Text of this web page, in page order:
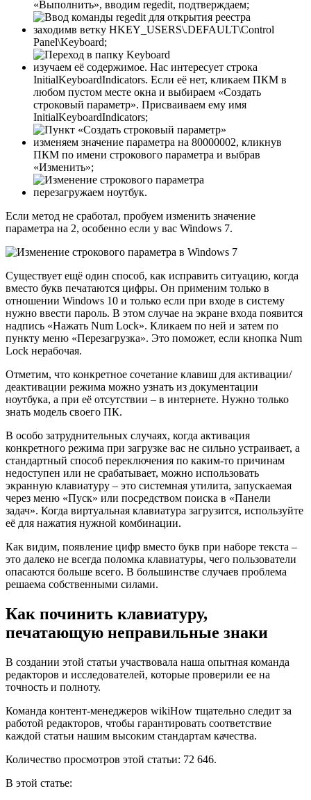
«Выполнить», вводим regedit, подтверждаем;
заходимв ветку HKEY_USERS\.DEFAULT\Control
Panel\Keyboard;
изучаем её содержимое. Нас интересует строка
InitialKeyboardIndicators. Если её нет, кликаем ПКМ в
любом пустом месте окна и выбираем «Создать
строковый параметр». Присваиваем ему имя
InitialKeyboardIndicators;
изменяем значение параметра на 80000002, кликнув
ПКМ по имени строкового параметра и выбрав
«Изменить»;
перезагружаем ноутбук.
Если метод не сработал, пробуем изменить значение
параметра на 2, особенно если у вас Windows 7.
Существует ещё один способ, как исправить ситуацию, когда
вместо букв печатаются цифры. Он применим только в
отношении Windows 10 и только если при входе в систему
нужно ввести пароль. В этом случае на экране входа появится
надпись «Нажать Num Lock». Кликаем по ней и затем по
пункту меню «Перезагрузка». Это поможет, если кнопка Num
Lock нерабочая.
Отметим, что конкретное сочетание клавиш для активации/
деактивации режима можно узнать из документации
ноутбука, а при её отсутствии – в интернете. Нужно только
знать модель своего ПК.
В особо затруднительных случаях, когда активация
конкретного режима при загрузке вас не сильно устраивает, а
стандартный способ переключения по каким-то причинам
недоступен или не срабатывает, можно использовать
экранную клавиатуру – это системная утилита, запускаемая
через меню «Пуск» или посредством поиска в «Панели
задач». Когда виртуальная клавиатура загрузится, используйте
её для нажатия нужной комбинации.
Как видим, появление цифр вместо букв при наборе текста –
это далеко не всегда поломка клавиатуры, чего пользователи
опасаются больше всего. В большинстве случаев проблема
решаема собственными силами.
Как починить клавиатуру,
печатающую неправильные знаки
В создании этой статьи участвовала наша опытная команда
редакторов и исследователей, которые проверили ее на
точность и полноту.
Команда контент-менеджеров wikiHow тщательно следит за
работой редакторов, чтобы гарантировать соответствие
каждой статьи нашим высоким стандартам качества.
Количество просмотров этой статьи: 72 646.
В этой статье: